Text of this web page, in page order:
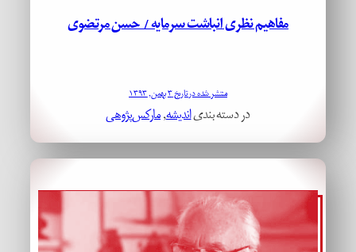
مفاهیم نظری انباشت سرمایه / حسن مرتضوی
منتشر شده در تاریخ ۳ بهمن, ۱۳۹۳
در دسته بندیاندیشه, مارکس‌پژوهی